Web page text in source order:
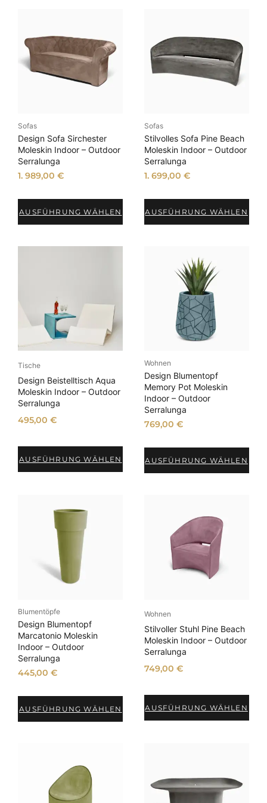
Sofas
Design Sofa Sirchester
Moleskin Indoor – Outdoor
Serralunga
1. 989,00€
AUSFÜHRUNG WÄHLEN
Sofas
Stilvolles Sofa Pine Beach
Moleskin Indoor – Outdoor
Serralunga
1. 699,00 €
AUSFÜHRUNG WÄHLEN
Tische
Design Beistelltisch Aqua
Moleskin Indoor – Outdoor
Serralunga
495,00€
AUSFÜHRUNG WÄHLEN
Wohnen
Design Blumentopf
Memory Pot Moleskin
Indoor – Outdoor
Serralunga
769,00 €
AUSFÜHRUNG WÄHLEN
Blumentöpfe
Design Blumentopf
Marcatonio Moleskin
Indoor – Outdoor
Serralunga
445,00€
AUSFÜHRUNG WÄHLEN
Wohnen
Stilvoller Stuhl Pine Beach
Moleskin Indoor – Outdoor
Serralunga
749,00 €
AUSFÜHRUNG WÄHLEN